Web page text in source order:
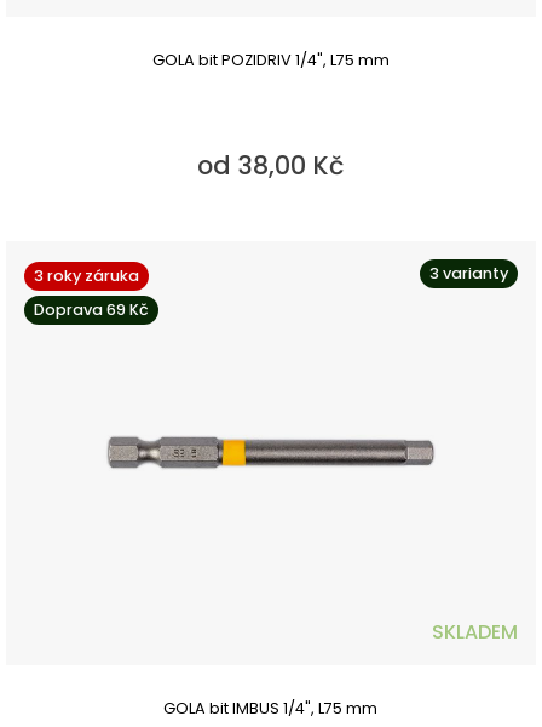
GOLA bit POZIDRIV 1/4", L75 mm
od 38,00 Kč
3 varianty
3 roky záruka
Doprava 69 Kč
SKLADEM
GOLA bit IMBUS 1/4", L75 mm